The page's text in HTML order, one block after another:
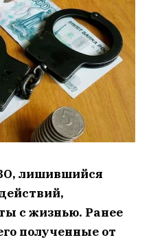
лишившийся
с жизнью. Ранее
полученные от